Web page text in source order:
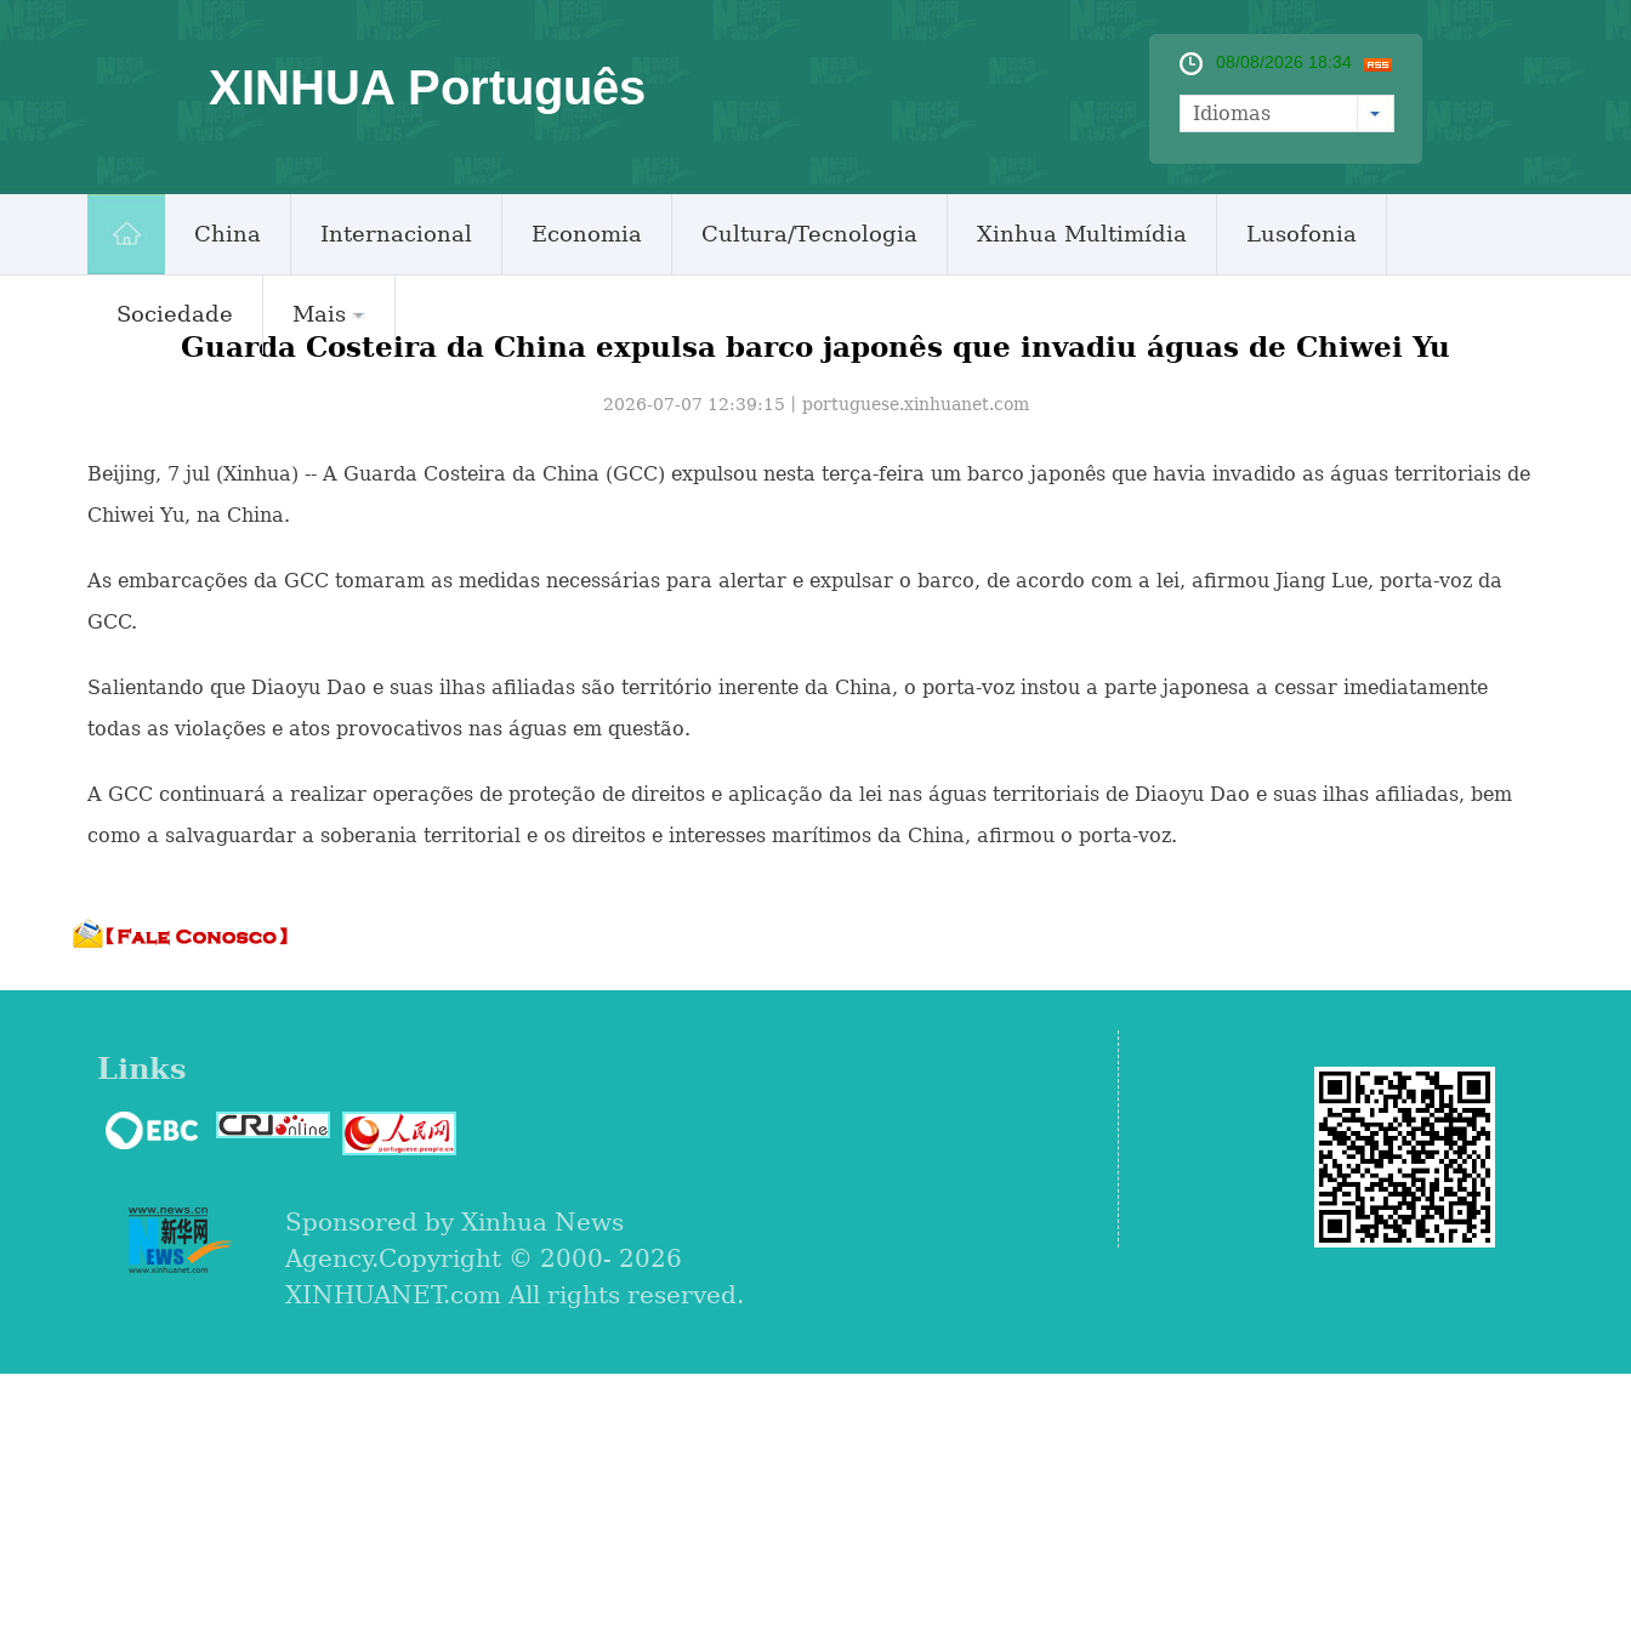
XINHUA Português 08/08/2026 18:34
Idiomas
China Internacional Economia Cultura/Tecnologia Xinhua Multimídia Lusofonia
Sociedade Mais
Guarda Costeira da China expulsa barco japonês que invadiu águas de Chiwei Yu
2026-07-07 12:39:15丨 portuguese.xinhuanet.com
Beijing, 7 jul (Xinhua) -- A Guarda Costeira da China (GCC) expulsou nesta terça-feira um barco japonês que havia invadido as águas territoriais de
Chiwei Yu, na China.
As embarcações da GCC tomaram as medidas necessárias para alertar e expulsar o barco, de acordo com a lei, afirmou Jiang Lue, porta-voz da
GCC.
Salientando que Diaoyu Dao e suas ilhas afiliadas são território inerente da China, o porta-voz instou a parte japonesa a cessar imediatamente
todas as violações e atos provocativos nas águas em questão.
A GCC continuará a realizar operações de proteção de direitos e aplicação da lei nas águas territoriais de Diaoyu Dao e suas ilhas afiliadas, bem
como a salvaguardar a soberania territorial e os direitos e interesses marítimos da China, afirmou o porta-voz.
Links
Sponsored by Xinhua News
Agency.Copyright © 2000- 2026
XINHUANET.com All rights reserved.